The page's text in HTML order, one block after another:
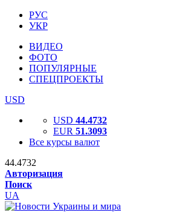
РУС
УКР
ВИДЕО
ФОТО
ПОПУЛЯРНЫЕ
СПЕЦПРОЕКТЫ
USD
USD 44.4732
EUR 51.3093
Все курсы валют
44.4732
Авторизация
Поиск
UA